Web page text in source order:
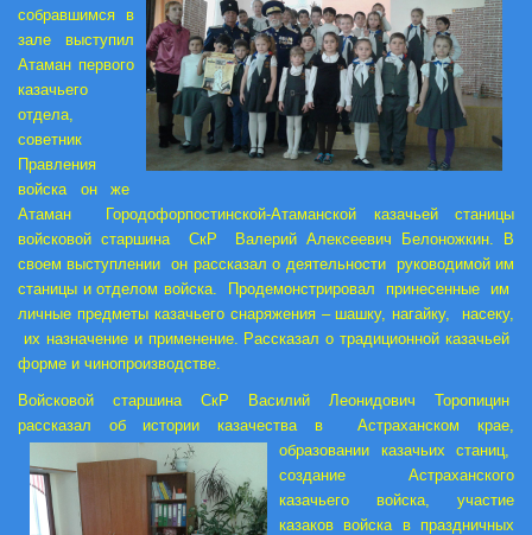
собравшимся в
зале выступил
Атаман первого
казачьего
отдела,
советник
Правления
войска он же
Атаман Городофорпостинской-Атаманской казачьей станицы
войсковой старшина СкР Валерий Алексеевич Белоножкин. В
своем выступлении он рассказал о деятельности руководимой им
станицы и отделом войска. Продемонстрировал принесенные им
личные предметы казачьего снаряжения – шашку, нагайку, насеку,
их назначение и применение. Рассказал о традиционной казачьей
форме и чинопроизводстве.
Войсковой старшина СкР Василий Леонидович Торопицин
рассказал об истории казачества в
Астраханском крае,
образовании казачьих станиц,
создание Астраханского
казачьего войска, участие
казаков войска в праздничных